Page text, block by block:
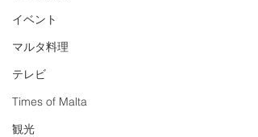
イベント
マルタ料理
テレビ
Times of Malta
観光